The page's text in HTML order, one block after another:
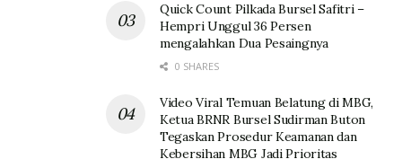
Quick Count Pilkada Bursel Safitri –
Hempri Unggul 36 Persen
mengalahkan Dua Pesaingnya
0 SHARES
Video Viral Temuan Belatung di MBG,
Ketua BRNR Bursel Sudirman Buton
Tegaskan Prosedur Keamanan dan
Kebersihan MBG Jadi Prioritas